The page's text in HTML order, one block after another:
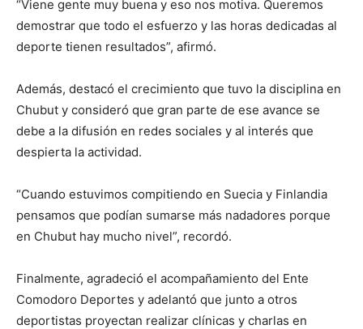
“Viene gente muy buena y eso nos motiva. Queremos
demostrar que todo el esfuerzo y las horas dedicadas al
deporte tienen resultados”, afirmó.
Además, destacó el crecimiento que tuvo la disciplina en
Chubut y consideró que gran parte de ese avance se
debe a la difusión en redes sociales y al interés que
despierta la actividad.
“Cuando estuvimos compitiendo en Suecia y Finlandia
pensamos que podían sumarse más nadadores porque
en Chubut hay mucho nivel”, recordó.
Finalmente, agradeció el acompañamiento del Ente
Comodoro Deportes y adelantó que junto a otros
deportistas proyectan realizar clínicas y charlas en